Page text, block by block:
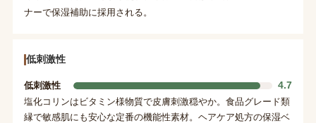
ナーで保湿補助に採用される。
低刺激性
低刺激性 4.7
塩化コリンはビタミン様物質で皮膚刺激穏やか。食品グレード類
縁で敏感肌にも安心な定番の機能性素材。ヘアケア処方の保湿ベ